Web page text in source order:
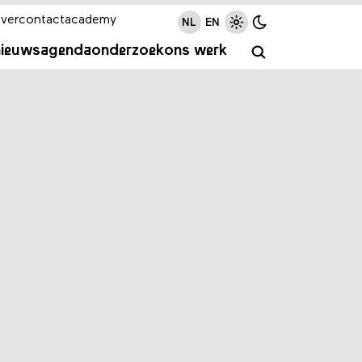
agendaonderzoekons werk
contactacademy NL EN